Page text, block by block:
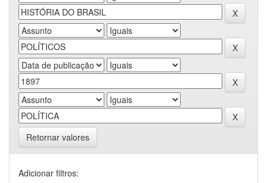
Retornar valores
Adicionar filtros: